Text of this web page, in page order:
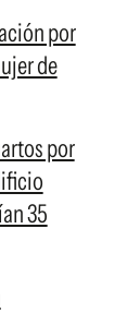
por
de
por
35